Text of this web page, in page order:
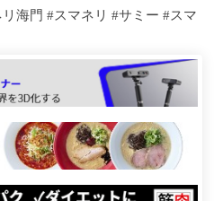
海門 #スマネリ #サミー #スマ